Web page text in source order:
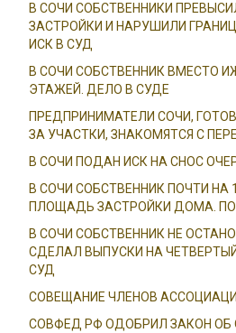
В СОЧИ СОБСТВЕННИКИ
ЗАСТРОЙКИ И НАРУШИЛИ
ИСК В СУД
В СОЧИ СОБСТВЕННИК ВМЕСТО
ЭТАЖЕЙ. ДЕЛО В СУДЕ
ПРЕДПРИНИМАТЕЛИ СОЧИ,
ЗА УЧАСТКИ, ЗНАКОМЯТСЯ С
В СОЧИ ПОДАН ИСК НА СНОС
В СОЧИ СОБСТВЕННИК ПОЧТИ НА
ПЛОЩАДЬ ЗАСТРОЙКИ ДОМА.
В СОЧИ СОБСТВЕННИК НЕ
СДЕЛАЛ ВЫПУСКИ НА
СУД
СОВЕЩАНИЕ ЧЛЕНОВ
СОВФЕД РФ ОДОБРИЛ ЗАКОН